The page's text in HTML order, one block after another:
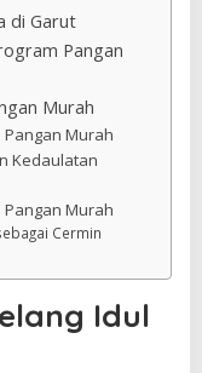
di Garut
Pangan
Murah
Pangan Murah
Kedaulatan
Murah
Cermin
Idul